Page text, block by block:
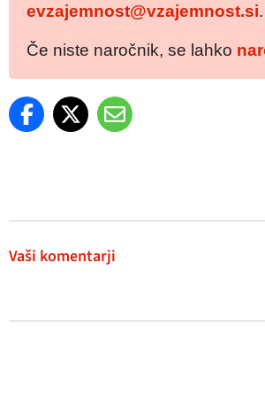
evzajemnost@vzajemnost.si.
Če niste naročnik, se lahko
Vaši komentarji